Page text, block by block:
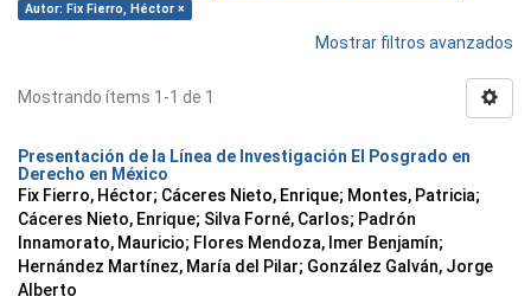
Autor: Fix Fierro, Héctor ×
Mostrar filtros avanzados
Mostrando ítems 1-1 de 1
Presentación de la Línea de Investigación El Posgrado en
Derecho en México
Fix Fierro, Héctor; Cáceres Nieto, Enrique; Montes, Patricia;
Cáceres Nieto, Enrique; Silva Forné, Carlos; Padrón
Innamorato, Mauricio; Flores Mendoza, Imer Benjamín;
Hernández Martínez, María del Pilar; González Galván, Jorge
Alberto